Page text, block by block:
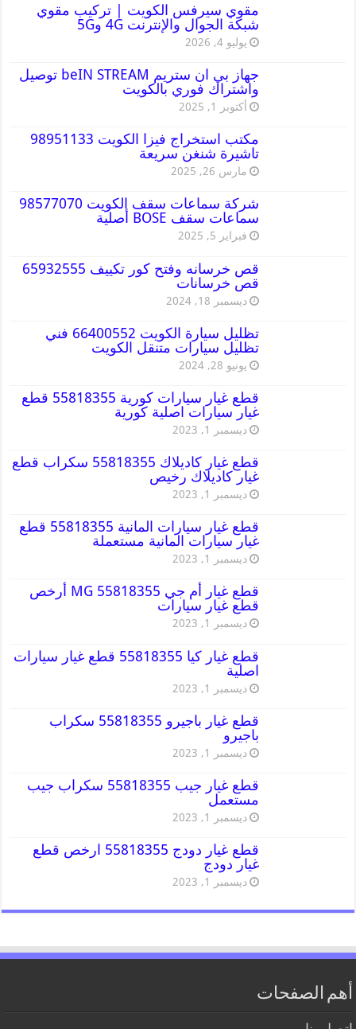
مقوي سيرفس الكويت | تركيب مقوي
شبكة الجوال والإنترنت 4G و5G
يوليو 4, 2026
جهاز بي ان ستريم beIN STREAM توصيل
واشتراك فوري بالكويت
أكتوبر 1, 2025
مكتب استخراج فيزا الكويت 98951133
تاشيرة شنغن سريعة
مارس 26, 2025
شركة سماعات سقف الكويت 98577070
سماعات سقف BOSE أصلية
فبراير 5, 2025
قص خرسانه وفتح كور تكييف 65932555
قص خرسانات
ديسمبر 18, 2024
تظليل سيارة الكويت 66400552 فني
تظليل سيارات متنقل الكويت
يونيو 28, 2024
قطع غيار سيارات كورية 55818355 قطع
غيار سيارات اصلية كورية
ديسمبر 1, 2023
قطع غيار كاديلاك 55818355 سكراب قطع
غيار كاديلاك رخيص
ديسمبر 1, 2023
قطع غيار سيارات المانية 55818355 قطع
غيار سيارات المانية مستعملة
ديسمبر 1, 2023
قطع غيار أم جي MG 55818355 أرخص
قطع غيار سيارات
ديسمبر 1, 2023
قطع غيار كيا 55818355 قطع غيار سيارات
اصلية
ديسمبر 1, 2023
قطع غيار باجيرو 55818355 سكراب
باجيرو
ديسمبر 1, 2023
قطع غيار جيب 55818355 سكراب جيب
مستعمل
ديسمبر 1, 2023
قطع غيار دودج 55818355 ارخص قطع
غيار دودج
ديسمبر 1, 2023
أهم الصفحات